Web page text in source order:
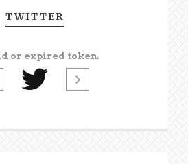
TWITTER
or expired token.